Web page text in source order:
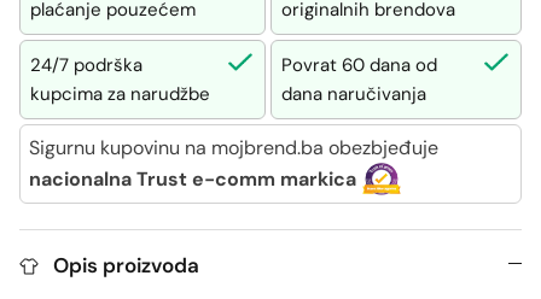
plaćanje pouzećem
originalnih brendova
24/7 podrška
kupcima za narudžbe
Povrat 60 dana od
dana naručivanja
Sigurnu kupovinu na mojbrend.ba obezbjeđuje
nacionalna Trust e-comm markica
Opis proizvoda